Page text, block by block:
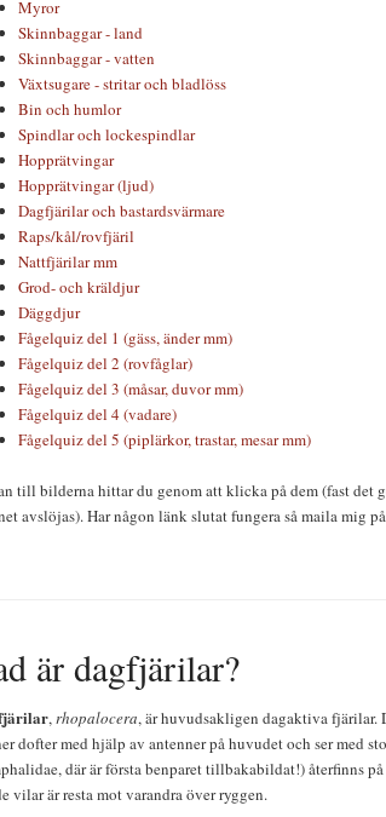
Myror
Skinnbaggar - land
Skinnbaggar - vatten
Växtsugare - stritar och bladlöss
Bin och humlor
Spindlar och lockespindlar
Hopprätvingar
Hopprätvingar (ljud)
Dagfjärilar och bastardsvärmare
Raps/kål/rovfjäril
Nattfjärilar mm
Grod- och kräldjur
Däggdjur
Fågelquiz del 1 (gäss, änder mm)
Fågelquiz del 2 (rovfåglar)
Fågelquiz del 3 (måsar, duvor mm)
Fågelquiz del 4 (vadare)
Fågelquiz del 5 (piplärkor, trastar, mesar mm)
till bilderna hittar du genom att klicka på dem (fast det
avslöjas). Har någon länk slutat fungera så maila mig på
är dagfjärilar?
,rhopalocera, är huvudsakligen dagaktiva fjärilar.
dofter med hjälp av antenner på huvudet och ser med
där är första benparet tillbakabildat!) återfinns
vilar är resta mot varandra över ryggen.